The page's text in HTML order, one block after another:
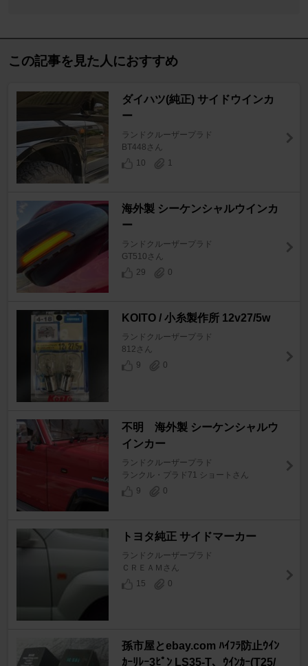
この記事を見た人におすすめ
ダイハツ(純正) サイドウインカ
ー
ランドクルーザープラド
BT448さん
10
1
海外製 シーケンシャルウインカ
ー
ランドクルーザープラド
GT510さん
29
0
KOITO / 小糸製作所 12v27/5w
ランドクルーザープラド
812さん
9
0
不明 海外製 シーケンシャルウ
インカー
ランドクルーザープラド
ランクル・プラド71 ショートさん
9
0
トヨタ純正 サイドマーカー
ランドクルーザープラド
ＣＲＥＡＭさん
15
0
孫市屋とebay.com ﾊｲﾌﾗ防止ｳｲﾝ
ｶｰﾘﾚｰ3ﾋﾟﾝ LS35-T、ｳｲﾝｶｰ(T25/